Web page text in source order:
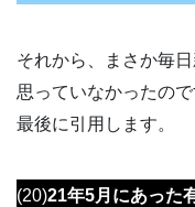
それから、まさか毎
思っていなかったの
最後に引用します。
(20)21年5月にあった